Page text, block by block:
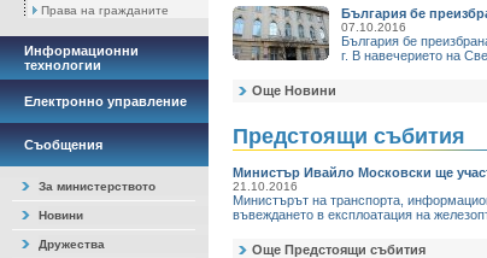
Права на гражданите
Информационни
технологии
Електронно управление
Съобщения
За министерството
Новини
Дружества
България бе
07.10.2016
България бе
г. В навечерието на
Още Новини
Предстоящи събития
Министър Ивайло Московски ще
21.10.2016
Министърът на транспорта,
въвеждането в експлоатация на
Още Предстоящи събития